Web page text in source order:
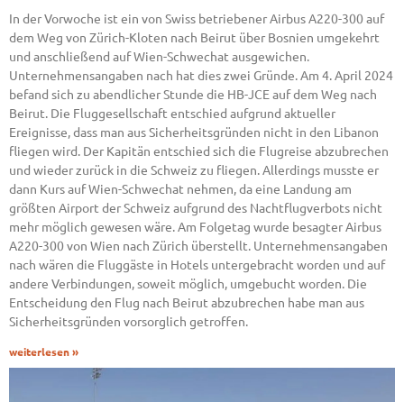
In der Vorwoche ist ein von Swiss betriebener Airbus A220-300 auf
dem Weg von Zürich-Kloten nach Beirut über Bosnien umgekehrt
und anschließend auf Wien-Schwechat ausgewichen.
Unternehmensangaben nach hat dies zwei Gründe. Am 4. April 2024
befand sich zu abendlicher Stunde die HB-JCE auf dem Weg nach
Beirut. Die Fluggesellschaft entschied aufgrund aktueller
Ereignisse, dass man aus Sicherheitsgründen nicht in den Libanon
fliegen wird. Der Kapitän entschied sich die Flugreise abzubrechen
und wieder zurück in die Schweiz zu fliegen. Allerdings musste er
dann Kurs auf Wien-Schwechat nehmen, da eine Landung am
größten Airport der Schweiz aufgrund des Nachtflugverbots nicht
mehr möglich gewesen wäre. Am Folgetag wurde besagter Airbus
A220-300 von Wien nach Zürich überstellt. Unternehmensangaben
nach wären die Fluggäste in Hotels untergebracht worden und auf
andere Verbindungen, soweit möglich, umgebucht worden. Die
Entscheidung den Flug nach Beirut abzubrechen habe man aus
Sicherheitsgründen vorsorglich getroffen.
weiterlesen »